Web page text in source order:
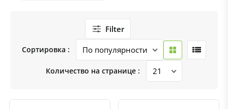
Filter
Сортировка :
Количество на странице :